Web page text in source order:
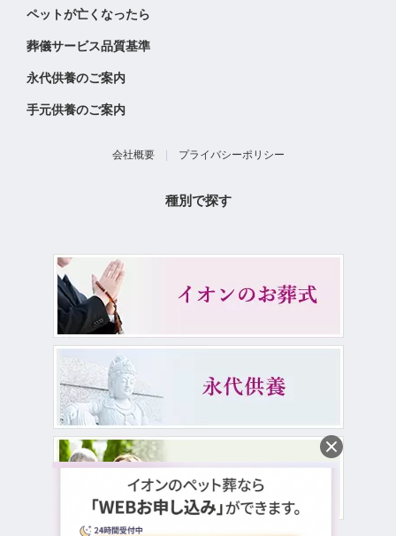
ペットが亡くなったら
葬儀サービス品質基準
永代供養のご案内
手元供養のご案内
会社概要| プライバシーポリシー
種別で探す